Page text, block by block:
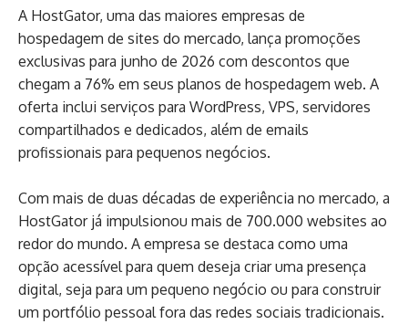
A HostGator, uma das maiores empresas de
hospedagem de sites do mercado, lança promoções
exclusivas para junho de 2026 com descontos que
chegam a 76% em seus planos de hospedagem web. A
oferta inclui serviços para WordPress, VPS, servidores
compartilhados e dedicados, além de emails
profissionais para pequenos negócios.
Com mais de duas décadas de experiência no mercado, a
HostGator já impulsionou mais de 700.000 websites ao
redor do mundo. A empresa se destaca como uma
opção acessível para quem deseja criar uma presença
digital, seja para um pequeno negócio ou para construir
um portfólio pessoal fora das redes sociais tradicionais.